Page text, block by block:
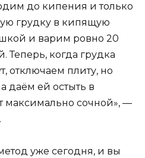
до кипения и только
грудку в кипящую
и варим ровно 20
Теперь, когда грудка
отключаем плиту, но
даём ей остыть в
максимально сочной», —
уже сегодня, и вы